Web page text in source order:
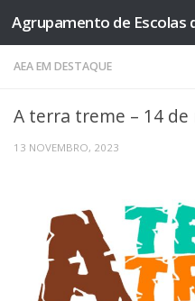
Skip to content
Agrupamento de Escolas
AEA EM DESTAQUE
A terra treme – 14
13 NOVEMBRO, 2023